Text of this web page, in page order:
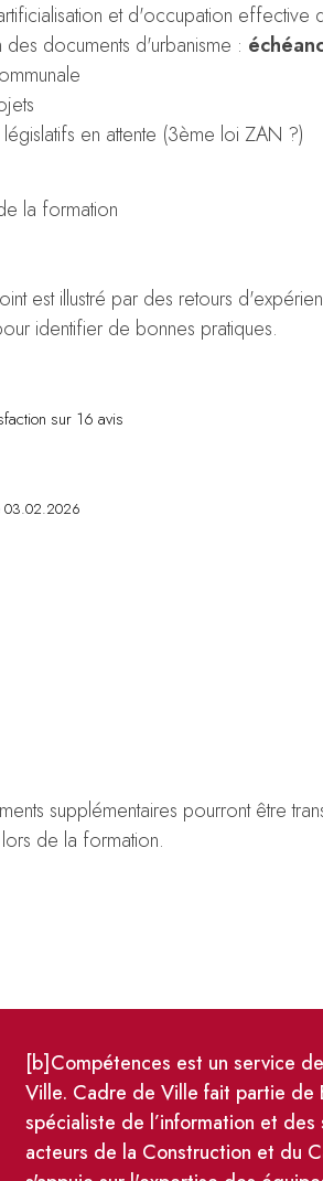
et d'occupation effective
des documents d'urbanisme :
en attente (3ème loi ZAN ?)
la formation
est illustré par des retours
identifier de bonnes pratiques.
sur 16 avis
03.02.2026
supplémentaires pourront être
de la formation.
[b]Compétences est un service
Ville. Cadre de Ville fait partie de
spécialiste de l’information et
acteurs de la Construction et du